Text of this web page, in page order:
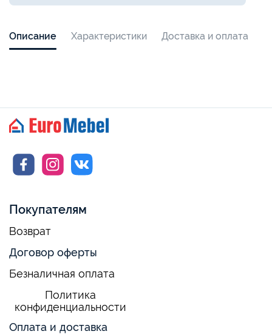
Описание Характеристики Доставка и оплата
Покупателям
Возврат
Договор оферты
Безналичная оплата
Политика
конфиденциальности
Оплата и доставка